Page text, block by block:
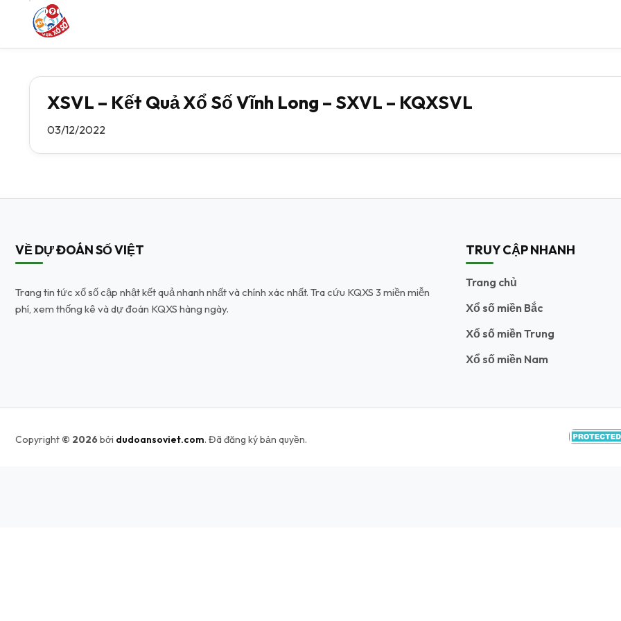
XSVL – Kết Quả Xổ Số Vĩnh Long – SXVL – KQXSVL
03/12/2022
VỀ DỰ ĐOÁN SỐ VIỆT
Trang tin tức xổ số cập nhật kết quả nhanh nhất và chính xác nhất. Tra cứu KQXS 3 miền miễn
phí, xem thống kê và dự đoán KQXS hàng ngày.
TRUY CẬP NHANH
Trang chủ
Xổ số miền Bắc
Xổ số miền Trung
Xổ số miền Nam
Copyright © 2026bởi dudoansoviet.com. Đã đăng ký bản quyền.